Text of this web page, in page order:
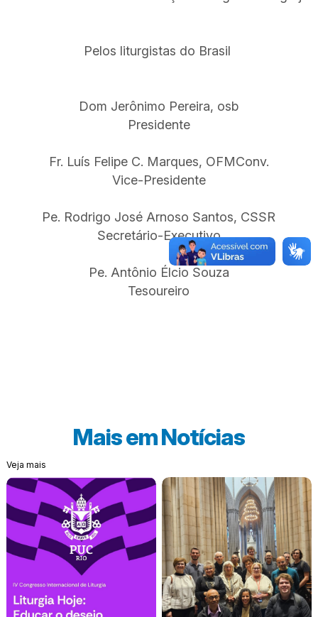
Pelos liturgistas do Brasil
Dom Jerônimo Pereira, osb
Presidente
Fr. Luís Felipe C. Marques, OFMConv.
Vice-Presidente
Pe. Rodrigo José Arnoso Santos, CSSR
Secretário-Executivo
Pe. Antônio Élcio Souza
Tesoureiro
Mais emNotícias
Veja mais